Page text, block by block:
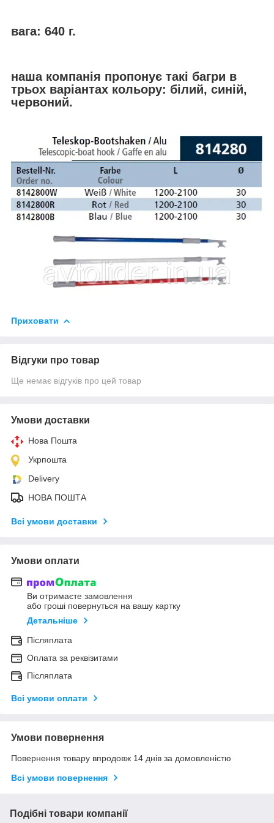
вага: 640 г.
наша компанія пропонує такі багри в
трьох варіантах кольору: білий, синій,
червоний.
Приховати
Відгуки про товар
Ще немає відгуків про цей товар
Умови доставки
Нова Пошта
Укрпошта
Delivery
НОВА ПОШТА
Всі умови доставки
Умови оплати
Ви отримаєте замовлення
або гроші повернуться на вашу картку
Детальніше
Післяплата
Оплата за реквізитами
Післяплата
Всі умови оплати
Умови повернення
Повернення товару впродовж 14 днів за домовленістю
Всі умови повернення
Подібні товари компанії